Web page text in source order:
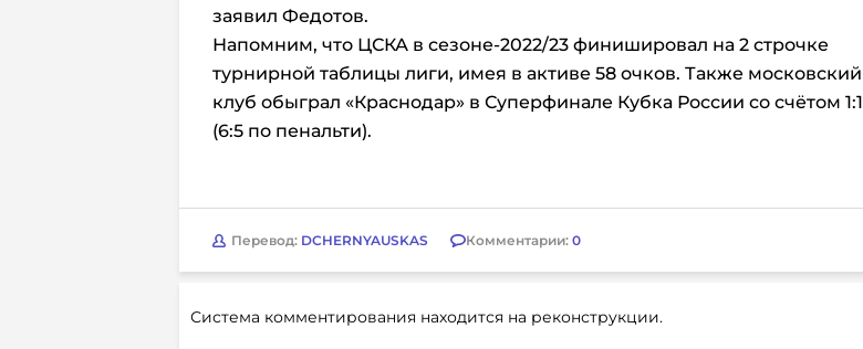
заявил Федотов.
Напомним, что ЦСКА в сезоне-2022/23 финишировал на 2 строчке
турнирной таблицы лиги, имея в активе 58 очков. Также московский
клуб обыграл «Краснодар» в Суперфинале Кубка России со счётом 1:1
(6:5 по пенальти).
Перевод: DCHERNYAUSKAS Комментарии: 0
Система комментирования находится на реконструкции.